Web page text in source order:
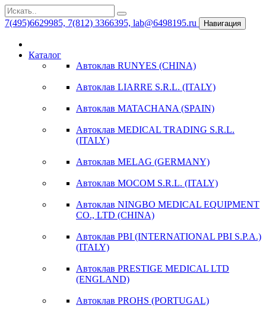
7(495)6629985, 7(812) 3366395, lab@6498195.ru Навигация
Каталог
Автоклав RUNYES (CHINA)
Автоклав LIARRE S.R.L. (ITALY)
Автоклав MATACHANA (SPAIN)
Автоклав MEDICAL TRADING S.R.L.
(ITALY)
Автоклав MELAG (GERMANY)
Автоклав MOCOM S.R.L. (ITALY)
Автоклав NINGBO MEDICAL EQUIPMENT
CO., LTD (CHINA)
Автоклав PBI (INTERNATIONAL PBI S.P.A.)
(ITALY)
Автоклав PRESTIGE MEDICAL LTD
(ENGLAND)
Автоклав PROHS (PORTUGAL)